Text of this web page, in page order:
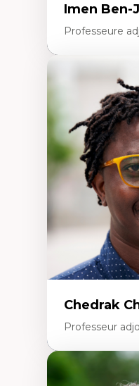
Imen Ben-
Professeure
Expertises
Discours sur
Mosquées,
communautés
urbain
Design
Patrimoine et
Études
savoirs
Chedrak
Professeur